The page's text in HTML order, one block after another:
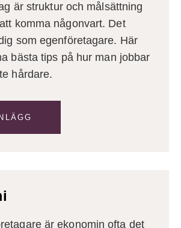
är struktur och målsättning
komma någonvart. Det
som egenföretagare. Här
bästa tips på hur man jobbar
hårdare.
är ekonomin ofta det